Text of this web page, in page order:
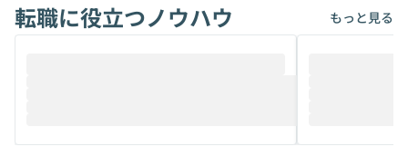
けでなく、想像以上の範囲まで自動化でき
ることは、まだあまり知られていません。
メルカリでの判断基準をもとに「なぜClau
は、評判では
ているAIを選ぶこ
それぞれの本当
転職に役立つノウハウ もっと見る